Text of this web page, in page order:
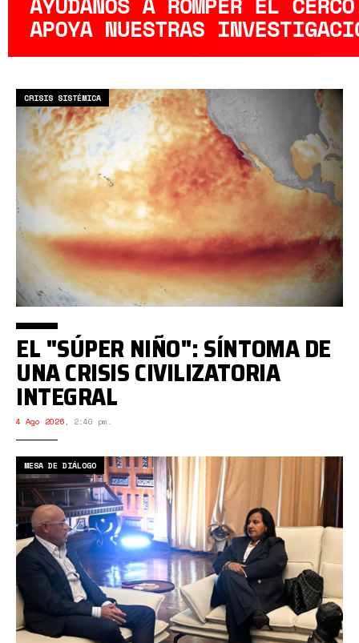
CRISIS SISTÉMICA
EL "SÚPER NIÑO": SÍNTOMA DE
UNA CRISIS CIVILIZATORIA
INTEGRAL
4 Ago 2026, 2:40 pm.
MESA DE DIÁLOGO